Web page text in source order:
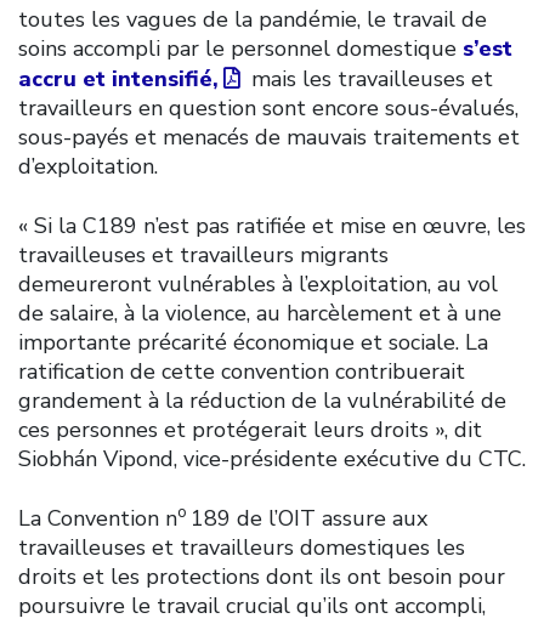
toutes les vagues de la pandémie, le travail de
soins accompli par le personnel domestique s’est
accru et intensifié,
mais les travailleuses et
travailleurs en question sont encore sous-évalués,
sous-payés et menacés de mauvais traitements et
d’exploitation.
« Si la C189 n’est pas ratifiée et mise en œuvre, les
travailleuses et travailleurs migrants
demeureront vulnérables à l’exploitation, au vol
de salaire, à la violence, au harcèlement et à une
importante précarité économique et sociale. La
ratification de cette convention contribuerait
grandement à la réduction de la vulnérabilité de
ces personnes et protégerait leurs droits », dit
Siobhán Vipond, vice-présidente exécutive du CTC.
La Convention no 189 de l’OIT assure aux
travailleuses et travailleurs domestiques les
droits et les protections dont ils ont besoin pour
poursuivre le travail crucial qu’ils ont accompli,